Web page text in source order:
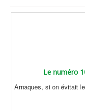
Le numéro
Arnaques, si on évitait